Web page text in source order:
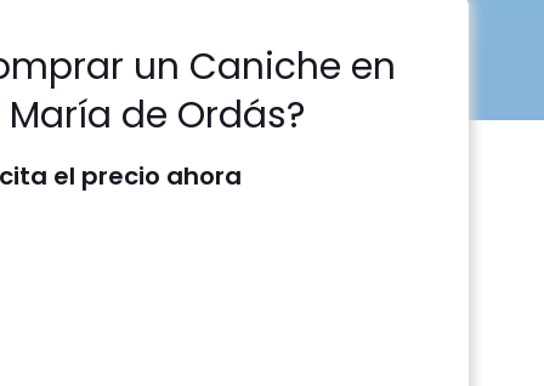
un Caniche en
de Ordás?
el precio ahora